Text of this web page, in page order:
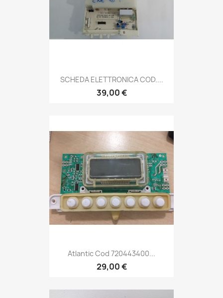
SCHEDA ELETTRONICA COD....
39,00 €
Atlantic Cod 720443400...
29,00 €